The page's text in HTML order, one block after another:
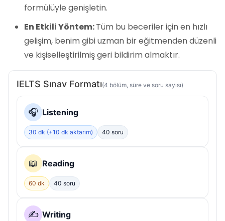
formülüyle genişletin.
En Etkili Yöntem:Tüm bu beceriler için en hızlı
gelişim, benim gibi uzman bir eğitmenden düzenli
ve kişiselleştirilmiş geri bildirim almaktır.
IELTS Sınav Formatı(4 bölüm, süre ve soru sayısı)
🎧 Listening
30 dk (+10 dk aktarım) 40 soru
📖 Reading
60 dk 40 soru
✍️ Writing